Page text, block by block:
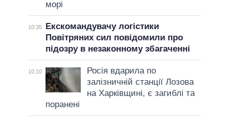
морі
10:35
Екскомандувачу логістики
Повітряних сил повідомили про
підозру в незаконному збагаченні
10:10
Росія вдарила по
залізничній станції Лозова
на Харківщині, є загиблі та
поранені